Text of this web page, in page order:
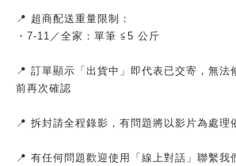
📍 超商配送重量限制：
・7-11／全家：單筆 ≦5 公斤
📍 訂單顯示「出貨中」即代表已交寄，無法
前再次確認
📍 拆封請全程錄影，有問題將以影片為處理
📍 有任何問題歡迎使用「線上對話」聯繫我